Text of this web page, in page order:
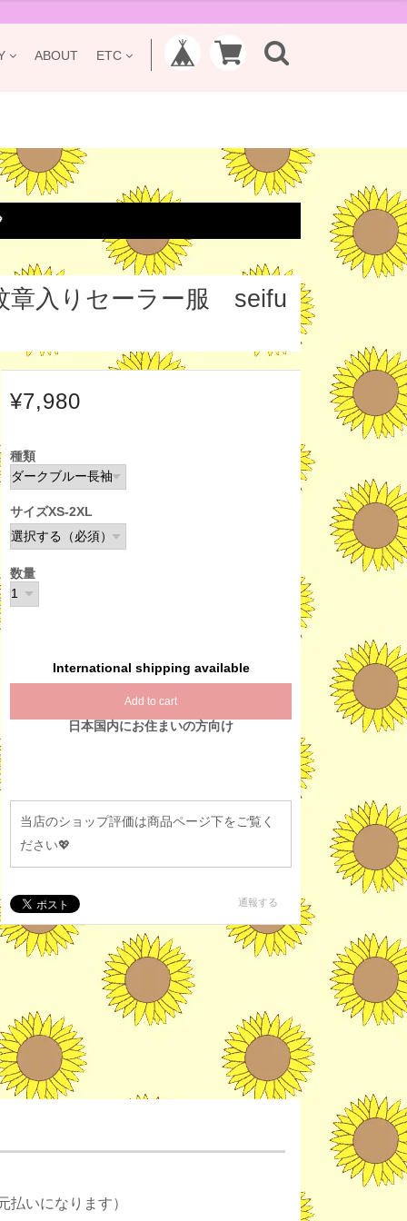
ABOUT ETC
入りセーラー服 seifu
¥7,980
種類
サイズXS-2XL
数量
International shipping available
Add to cart
日本国内にお住まいの方向け
当店のショップ評価は商品ページ下をご覧く
ださい💖
通報する
いになります）